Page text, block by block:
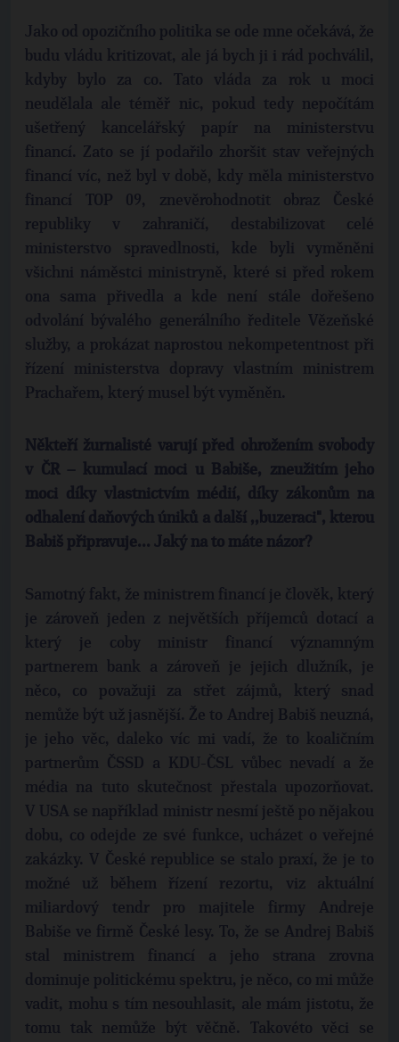
Jako od opozičního politika se ode mne očekává, že
budu vládu kritizovat, ale já bych ji i rád pochválil,
kdyby bylo za co. Tato vláda za rok u moci
neudělala ale téměř nic, pokud tedy nepočítám
ušetřený kancelářský papír na ministerstvu
financí. Zato se jí podařilo zhoršit stav veřejných
financí víc, než byl v době, kdy měla ministerstvo
financí TOP 09, znevěrohodnotit obraz České
republiky v zahraničí, destabilizovat celé
ministerstvo spravedlnosti, kde byli vyměněni
všichni náměstci ministryně, které si před rokem
ona sama přivedla a kde není stále dořešeno
odvolání bývalého generálního ředitele Vězeňské
služby, a prokázat naprostou nekompetentnost při
řízení ministerstva dopravy vlastním ministrem
Prachařem, který musel být vyměněn.
Někteří žurnalisté varují před ohrožením svobody
v ČR – kumulací moci u Babiše, zneužitím jeho
moci díky vlastnictvím médií, díky zákonům na
odhalení daňových úniků a další ,,buzeraci", kterou
Babiš připravuje... Jaký na to máte názor?
Samotný fakt, že ministrem financí je člověk, který
je zároveň jeden z největších příjemců dotací a
který je coby ministr financí významným
partnerem bank a zároveň je jejich dlužník, je
něco, co považuji za střet zájmů, který snad
nemůže být už jasnější. Že to Andrej Babiš neuzná,
je jeho věc, daleko víc mi vadí, že to koaličním
partnerům ČSSD a KDU-ČSL vůbec nevadí a že
média na tuto skutečnost přestala upozorňovat.
V USA se například ministr nesmí ještě po nějakou
dobu, co odejde ze své funkce, ucházet o veřejné
zakázky. V České republice se stalo praxí, že je to
možné už během řízení rezortu, viz aktuální
miliardový tendr pro majitele firmy Andreje
Babiše ve firmě České lesy. To, že se Andrej Babiš
stal ministrem financí a jeho strana zrovna
dominuje politickému spektru, je něco, co mi může
vadit, mohu s tím nesouhlasit, ale mám jistotu, že
tomu tak nemůže být věčně. Takovéto věci se